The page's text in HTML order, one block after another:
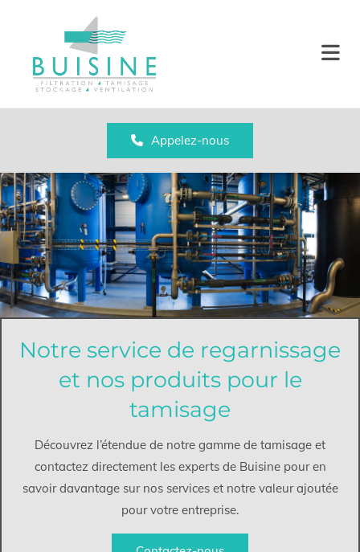
Appelez-nous
Notre service de regarnissage
et nos produits pour le
tamisage
Découvrez l’étendue de notre gamme de tamisage et
contactez directement les experts de Buisine pour en
savoir davantage sur nos services et notre valeur ajoutée
pour votre entreprise.